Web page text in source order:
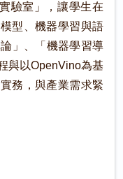
驗室」，讓學生在
型、機器學習與語
」、「機器學習導
與以OpenVino為基
務，與產業需求緊